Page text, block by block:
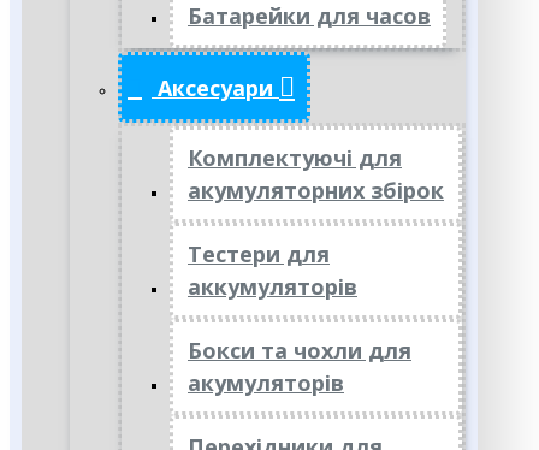
Батарейки для часов
Аксесуари
Комплектуючі для
акумуляторних збірок
Тестери для
аккумуляторів
Бокси та чохли для
акумуляторів